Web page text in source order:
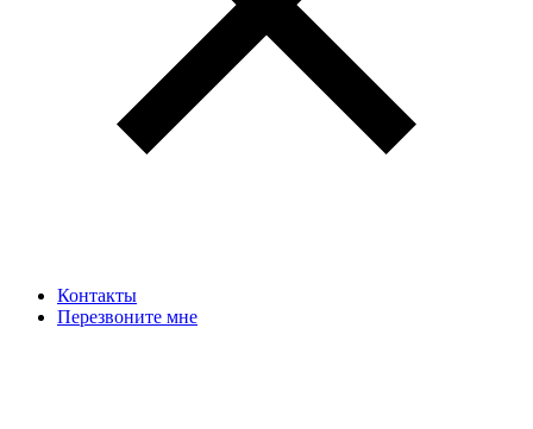
Контакты
Перезвоните мне